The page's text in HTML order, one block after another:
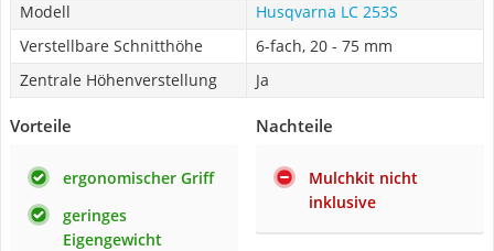
Modell
Husqvarna LC 253S
Verstellbare Schnitthöhe
6-fach, 20 - 75 mm
Zentrale Höhenverstellung
Ja
Vorteile
ergonomischer Griff
geringes
Eigengewicht
Nachteile
Mulchkit nicht
inklusive